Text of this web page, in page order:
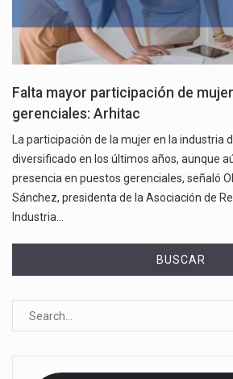
Falta mayor participación de
gerenciales: Arhitac
La participación de la mujer en la industria
diversificado en los últimos años, aunque
presencia en puestos gerenciales, señaló
Sánchez, presidenta de la Asociación de
Industria…
BUSCAR